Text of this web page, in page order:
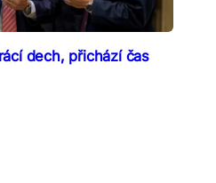
dech, přichází čas